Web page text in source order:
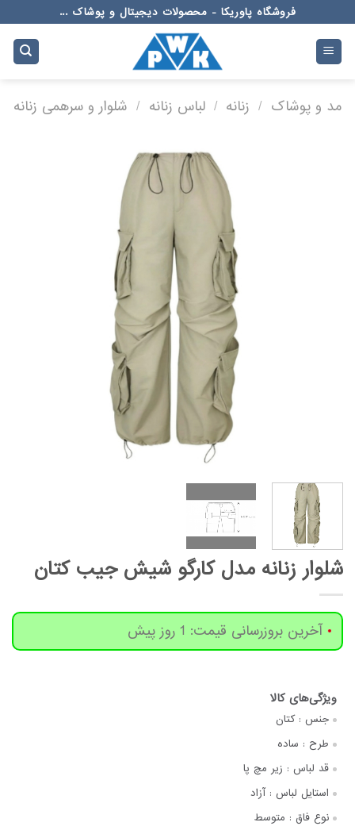
to
content
فروشگاه پاوریکا - محصولات دیجیتال و پوشاک ...
مد و پوشاک / زنانه / لباس زنانه / شلوار و سرهمی زنانه
شلوار زنانه مدل کارگو شیش جیب کتان
آخرین بروزرسانی قیمت: 1 روز پیش
جنس : کتان
طرح : ساده
قد لباس : زیر مچ پا
استایل لباس : آزاد
نوع فاق : متوسط